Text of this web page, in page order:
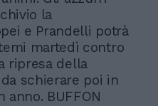
la
e Prandelli potrà
martedì contro
ripresa della
schierare poi in
anno. BUFFON